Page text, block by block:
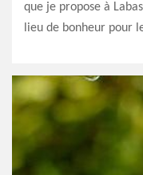
que je propose à
lieu de bonheur pour